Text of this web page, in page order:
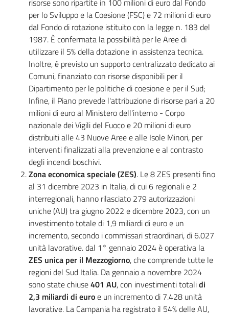
risorse sono ripartite in 100 milioni di euro dal Fondo
per lo Sviluppo e la Coesione (FSC) e 72 milioni di euro
dal Fondo di rotazione istituito con la legge n. 183 del
1987. È confermata la possibilità per le Aree di
utilizzare il 5% della dotazione in assistenza tecnica.
Inoltre, è previsto un supporto centralizzato dedicato ai
Comuni, finanziato con risorse disponibili per il
Dipartimento per le politiche di coesione e per il Sud;
Infine, il Piano prevede l'attribuzione di risorse pari a 20
milioni di euro al Ministero dell'interno - Corpo
nazionale dei Vigili del Fuoco e 20 milioni di euro
distribuiti alle 43 Nuove Aree e alle Isole Minori, per
interventi finalizzati alla prevenzione e al contrasto
degli incendi boschivi.
Zona economica speciale (ZES). Le 8 ZES presenti fino
al 31 dicembre 2023 in Italia, di cui 6 regionali e 2
interregionali, hanno rilasciato 279 autorizzazioni
uniche (AU) tra giugno 2022 e dicembre 2023, con un
investimento totale di 1,9 miliardi di euro e un
incremento, secondo i commissari straordinari, di 6.027
unità lavorative. dal 1° gennaio 2024 è operativa la
ZES unica per il Mezzogiorno, che comprende tutte le
regioni del Sud Italia. Da gennaio a novembre 2024
sono state chiuse401 AU, con investimenti totalidi
2,3 miliardi di euroe un incremento di 7.428 unità
lavorative. La Campania ha registrato il 54% delle AU,